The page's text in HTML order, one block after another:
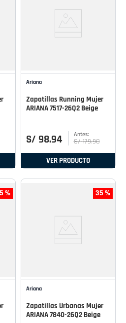
Ariana
Zapatillas Running Mujer
ARIANA 7517-26Q2 Beige
S/ 98.94 S/ 179.90
VER PRODUCTO
% 35 %
Ariana
Zapatillas Urbanas Mujer
ARIANA 7840-26Q2 Beige